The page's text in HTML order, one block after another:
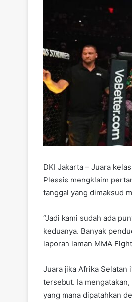
DKI Jakarta – Juara
Plessis mengklaim
tanggal yang dimaksud
“Jadi kami sudah ada
keduanya. Banyak
laporan laman MMA
Juara jika Afrika Selatan
tersebut. Ia
yang mana dipatahkan